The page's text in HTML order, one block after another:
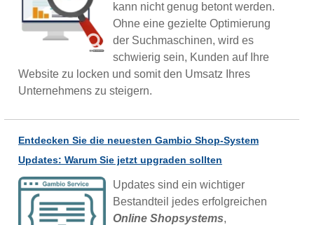
kann nicht genug betont werden.
Ohne eine gezielte Optimierung
der Suchmaschinen, wird es
schwierig sein, Kunden auf Ihre
Website zu locken und somit den Umsatz Ihres
Unternehmens zu steigern.
Entdecken Sie die neuesten Gambio Shop-System
Updates: Warum Sie jetzt upgraden sollten
Updates sind ein wichtiger
Bestandteil jedes erfolgreichen
Online Shopsystems,